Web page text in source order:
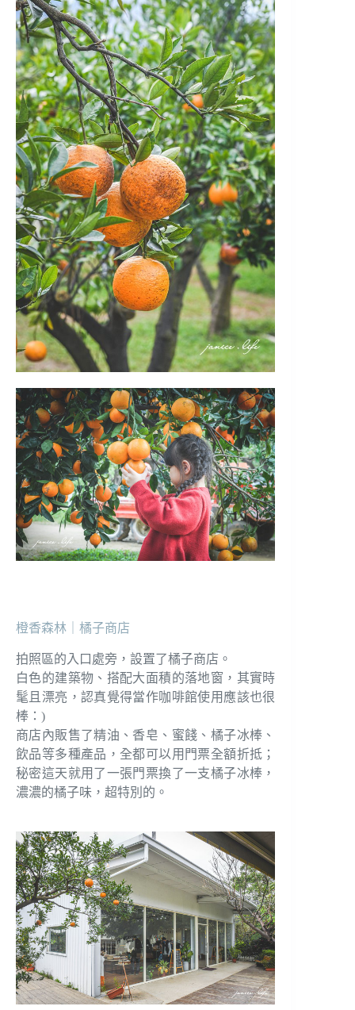
橙香森林｜橘子商店
拍照區的入口處旁，設置了橘子商店。
白色的建築物、搭配大面積的落地窗，其實時
髦且漂亮，認真覺得當作咖啡館使用應該也很
棒：)
商店內販售了精油、香皂、蜜餞、橘子冰棒、
飲品等多種產品，全都可以用門票全額折抵；
秘密這天就用了一張門票換了一支橘子冰棒，
濃濃的橘子味，超特別的。